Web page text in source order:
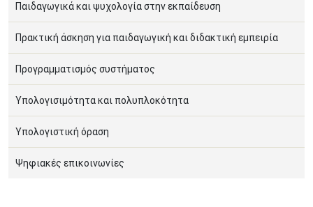
Παιδαγωγικά και ψυχολογία στην εκπαίδευση
Πρακτική άσκηση για παιδαγωγική και διδακτική εμπειρία
Προγραμματισμός συστήματος
Υπολογισιμότητα και πολυπλοκότητα
Υπολογιστική όραση
Ψηφιακές επικοινωνίες